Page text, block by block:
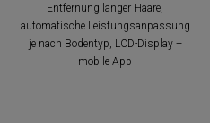
Entfernung langer Haare,
automatische Leistungsanpassung
je nach Bodentyp, LCD-Display +
mobile App